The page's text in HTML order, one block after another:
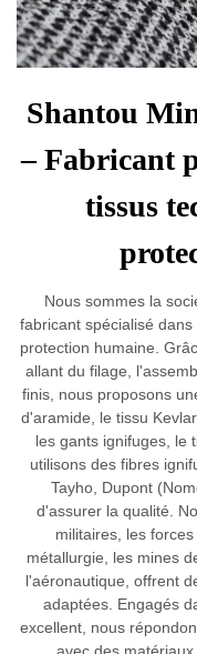
Shantou
– Fabricant
tissus
Nous sommes la
fabricant spécialisé
protection humaine.
allant du filage,
finis, nous proposons
d'aramide, le tissu
les gants ignifuges, le
utilisons des fibres
Tayho, Dupont
d'assurer la qualité.
militaires, les
métallurgie, les mines
l'aéronautique, offrent
adaptées. Engagés
excellent, nous